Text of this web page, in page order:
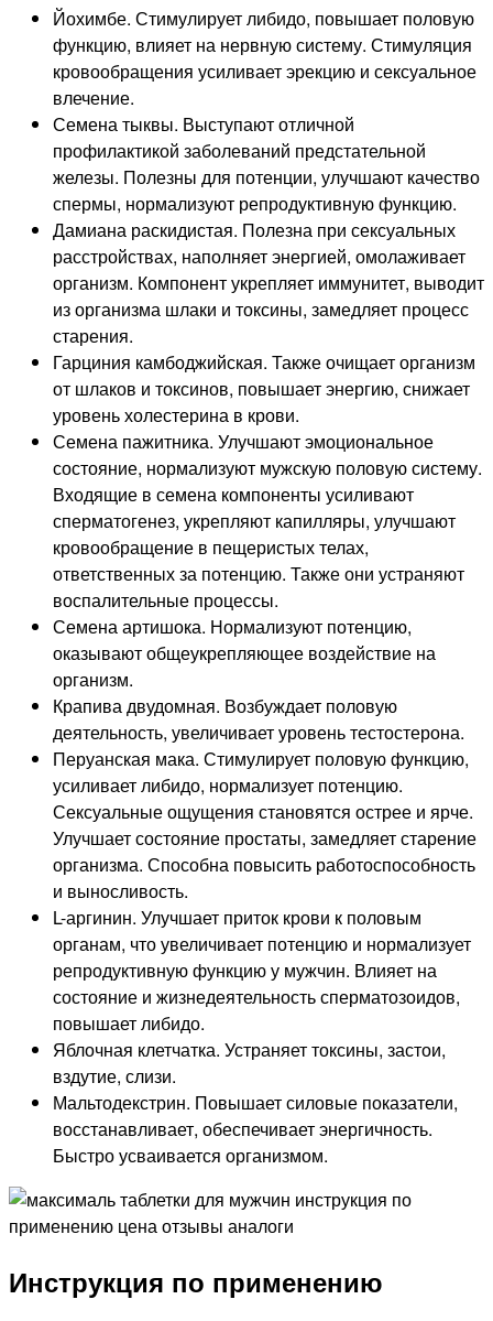
Йохимбе. Стимулирует либидо, повышает половую
функцию, влияет на нервную систему. Стимуляция
кровообращения усиливает эрекцию и сексуальное
влечение.
Семена тыквы. Выступают отличной
профилактикой заболеваний предстательной
железы. Полезны для потенции, улучшают качество
спермы, нормализуют репродуктивную функцию.
Дамиана раскидистая. Полезна при сексуальных
расстройствах, наполняет энергией, омолаживает
организм. Компонент укрепляет иммунитет, выводит
из организма шлаки и токсины, замедляет процесс
старения.
Гарциния камбоджийская. Также очищает организм
от шлаков и токсинов, повышает энергию, снижает
уровень холестерина в крови.
Семена пажитника. Улучшают эмоциональное
состояние, нормализуют мужскую половую систему.
Входящие в семена компоненты усиливают
сперматогенез, укрепляют капилляры, улучшают
кровообращение в пещеристых телах,
ответственных за потенцию. Также они устраняют
воспалительные процессы.
Семена артишока. Нормализуют потенцию,
оказывают общеукрепляющее воздействие на
организм.
Крапива двудомная. Возбуждает половую
деятельность, увеличивает уровень тестостерона.
Перуанская мака. Стимулирует половую функцию,
усиливает либидо, нормализует потенцию.
Сексуальные ощущения становятся острее и ярче.
Улучшает состояние простаты, замедляет старение
организма. Способна повысить работоспособность
и выносливость.
L-аргинин. Улучшает приток крови к половым
органам, что увеличивает потенцию и нормализует
репродуктивную функцию у мужчин. Влияет на
состояние и жизнедеятельность сперматозоидов,
повышает либидо.
Яблочная клетчатка. Устраняет токсины, застои,
вздутие, слизи.
Мальтодекстрин. Повышает силовые показатели,
восстанавливает, обеспечивает энергичность.
Быстро усваивается организмом.
Инструкция по применению